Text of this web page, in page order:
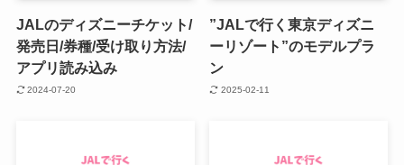
JALのディズニーチケット/
発売日/券種/受け取り方法/
アプリ読み込み
2024-07-20
”JALで行く東京ディズニ
ーリゾート”のモデルプラ
ン
2025-02-11